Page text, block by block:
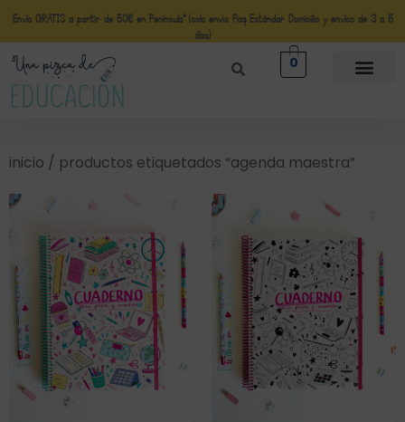
Envío GRATIS a partir de 50€ en Península* (solo envio Paq Estándar Domicilio y envíos de 3 a 5
días)
0
inicio / productos etiquetados “agenda maestra”